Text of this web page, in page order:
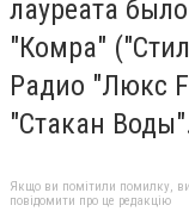
лауреата
"Комра"
Радио "Люкс
"Стакан
Якщо ви помітили помилку,
повідомити про це редакцію